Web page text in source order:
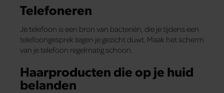
Telefoneren
Je telefoon is een bron van bacteriën, die je tijdens een
telefoongesprek tegen je gezicht duwt. Maak het scherm
van je telefoon regelmatig schoon.
Haarproducten die op je huid
belanden